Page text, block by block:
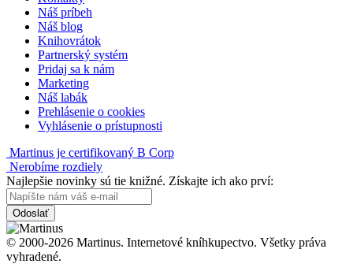
Náš príbeh
Náš blog
Knihovrátok
Partnerský systém
Pridaj sa k nám
Marketing
Náš labák
Prehlásenie o cookies
Vyhlásenie o prístupnosti
Martinus je certifikovaný B Corp
Nerobíme rozdiely
Najlepšie novinky sú tie knižné. Získajte ich ako prví:
Odoslať
© 2000-2026 Martinus. Internetové kníhkupectvo. Všetky práva
vyhradené.